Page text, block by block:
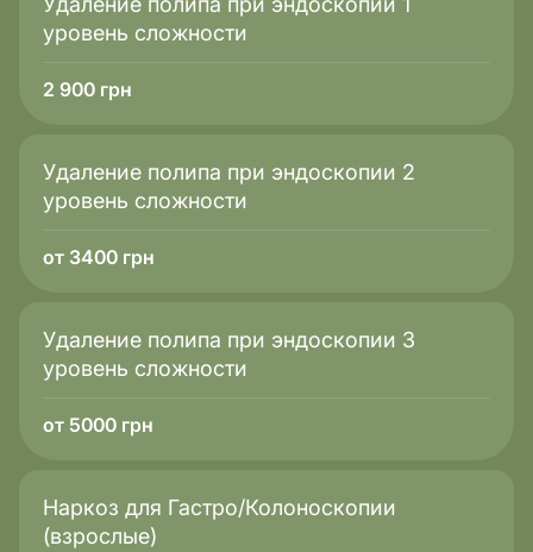
уровень сложности
2 900 грн
Удаление полипа при эндоскопии 2
уровень сложности
от 3400 грн
Удаление полипа при эндоскопии 3
уровень сложности
от 5000 грн
Наркоз для Гастро/Колоноскопии
(взрослые)